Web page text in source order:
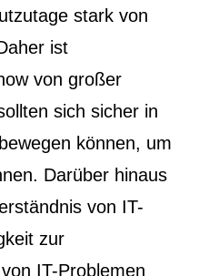
stark von
ist
von großer
sich sicher in
können, um
Darüber hinaus
von IT-
zur
IT-Problemen